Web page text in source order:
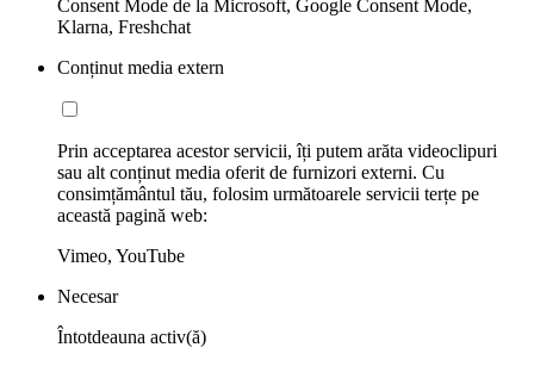
Consent Mode de la Microsoft, Google Consent Mode,
Klarna, Freshchat
Conținut media extern
Prin acceptarea acestor servicii, îți putem arăta videoclipuri
sau alt conținut media oferit de furnizori externi. Cu
consimțământul tău, folosim următoarele servicii terțe pe
această pagină web:
Vimeo, YouTube
Necesar
Întotdeauna activ(ă)